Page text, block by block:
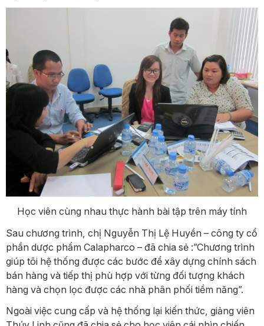
Học viên cùng nhau thực hành bài tập trên máy tính
Sau chương trình, chị Nguyễn Thị Lệ Huyền – công ty cổ
phần dược phẩm Calapharco – đã chia sẻ :”Chương trình
giúp tôi hệ thống được các bước để xây dựng chính sách
bán hàng và tiếp thị phù hợp với từng đối tượng khách
hàng và chọn lọc được các nhà phân phối tiềm năng”.
Ngoài việc cung cấp và hệ thống lại kiến thức, giảng viên